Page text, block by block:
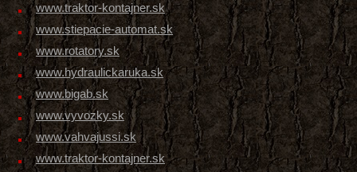
www.traktor-kontajner.sk
www.stiepacie-automat.sk
www.rotatory.sk
www.hydraulickaruka.sk
www.bigab.sk
www.vyvozky.sk
www.vahvajussi.sk
www.traktor-kontajner.sk